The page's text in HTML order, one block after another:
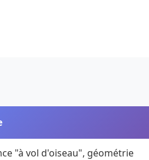
"à vol d'oiseau", géométrie